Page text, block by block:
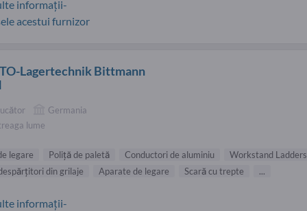
informații-
acestui furnizor
Lagertechnik Bittmann
Germania
lume
legare Poliţă de paletă Conductori de aluminiu
Workstand Ladders
din grilaje
Aparate de legare Scară cu trepte ...
informații-